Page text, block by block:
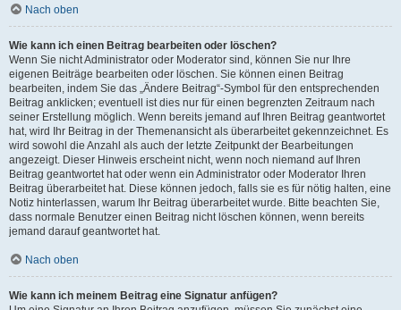
Nach oben
Wie kann ich einen Beitrag bearbeiten oder löschen?
Wenn Sie nicht Administrator oder Moderator sind, können Sie nur Ihre
eigenen Beiträge bearbeiten oder löschen. Sie können einen Beitrag
bearbeiten, indem Sie das „Ändere Beitrag“-Symbol für den entsprechenden
Beitrag anklicken; eventuell ist dies nur für einen begrenzten Zeitraum nach
seiner Erstellung möglich. Wenn bereits jemand auf Ihren Beitrag geantwortet
hat, wird Ihr Beitrag in der Themenansicht als überarbeitet gekennzeichnet. Es
wird sowohl die Anzahl als auch der letzte Zeitpunkt der Bearbeitungen
angezeigt. Dieser Hinweis erscheint nicht, wenn noch niemand auf Ihren
Beitrag geantwortet hat oder wenn ein Administrator oder Moderator Ihren
Beitrag überarbeitet hat. Diese können jedoch, falls sie es für nötig halten, eine
Notiz hinterlassen, warum Ihr Beitrag überarbeitet wurde. Bitte beachten Sie,
dass normale Benutzer einen Beitrag nicht löschen können, wenn bereits
jemand darauf geantwortet hat.
Nach oben
Wie kann ich meinem Beitrag eine Signatur anfügen?